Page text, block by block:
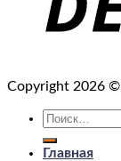
Copyright 2026 ©
Искать:
Главная